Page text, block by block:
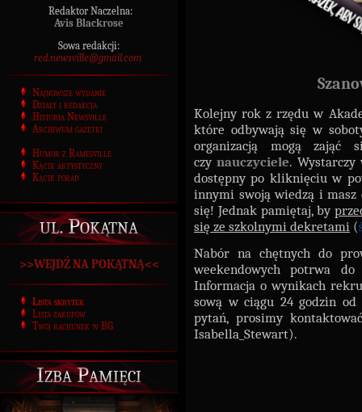
Redaktor Naczelna:
Avis Blackrose
Sowa redakcji:
red.newsville@gmail.com
Najnowsze wydanie
Działy i redakcja
Historia Newsville
Archiwum gazetki
Humor z Ramesville
Kącik artystyczny
Kącik porad
ul. Pokątna
>>WEJDŹ NA POKĄTNĄ<<
Lista skrytek
Lista zakupów
Twój rachunek w BG
Izba Pamięci
Kolejny rok z rzędu w
które odbywają się w
organizacją mogą zająć
czynauczyciele. Wystarczy
dostępny po kliknięciu w
innymi swoją wiedzą i masz
się! Jednak pamiętaj, by
się ze szkolnymi dekretami (
Nabór na chętnych do
weekendowych potrwa
Informacja o wynikach
sową w ciągu 24 godzin
pytań, prosimy
Isabella_Stewart).